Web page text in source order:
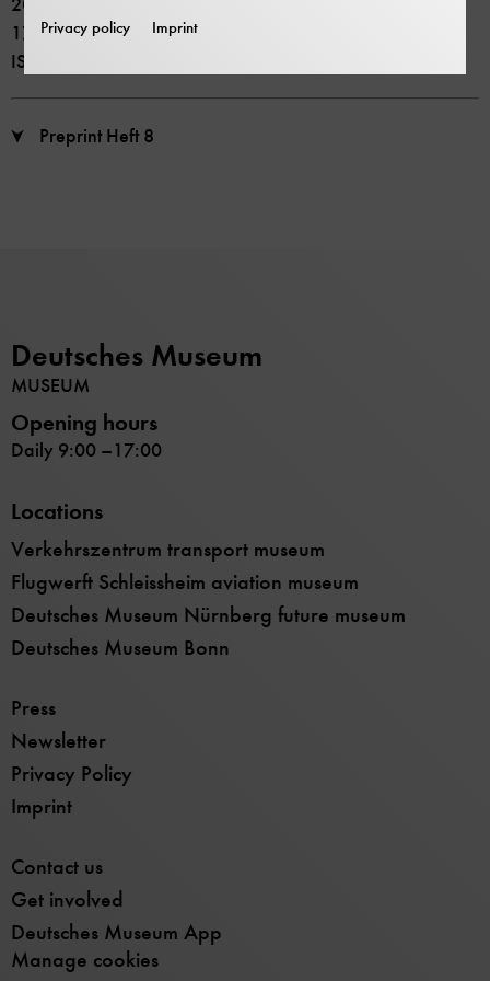
179 Seiten
ISSN 2191-0871
Preprint Heft 8
Deutsches Museum
MUSEUM
Opening hours
Daily 9:00 –17:00
Locations
Verkehrszentrum transport museum
Flugwerft Schleissheim aviation museum
Deutsches Museum Nürnberg future museum
Deutsches Museum Bonn
Press
Newsletter
Privacy Policy
Imprint
Contact us
Get involved
Deutsches Museum App
Manage cookies
Privacy policy Imprint